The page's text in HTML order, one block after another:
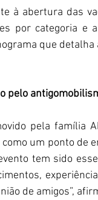
à abertura das
por categoria e
que detalha
pelo
pela família
um ponto de
tem sido
de amigos”,